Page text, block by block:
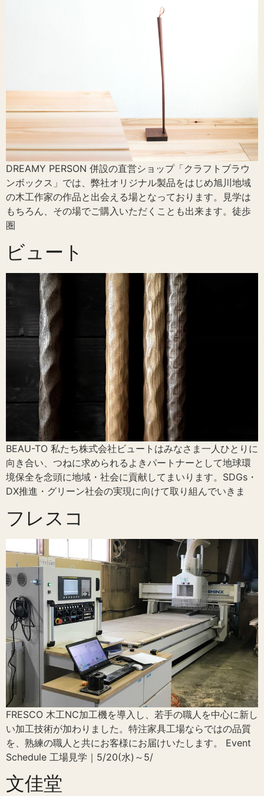
DREAMY PERSON 併設の直営ショップ「クラフトブラウ
ンボックス」では、弊社オリジナル製品をはじめ旭川地域
の木工作家の作品と出会える場となっております。見学は
もちろん、その場でご購入いただくことも出来ます。徒歩
圏
ビュート
BEAU-TO 私たち株式会社ビュートはみなさま一人ひとりに
向き合い、つねに求められるよきパートナーとして地球環
境保全を念頭に地域・社会に貢献してまいります。SDGs・
DX推進・グリーン社会の実現に向けて取り組んでいきま
フレスコ
FRESCO 木工NC加工機を導入し、若手の職人を中心に新し
い加工技術が加わりました。特注家具工場ならではの品質
を、熟練の職人と共にお客様にお届けいたします。 Event
Schedule 工場見学｜5/20(水)～5/
文佳堂